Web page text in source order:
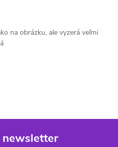
na obrázku, ale vyzerá veľmi